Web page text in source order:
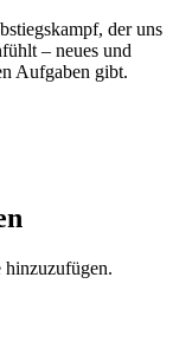
der uns
– neues und
Aufgaben gibt.
hinzuzufügen.